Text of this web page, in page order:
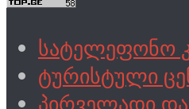
სატელეფონო
ტურისტული